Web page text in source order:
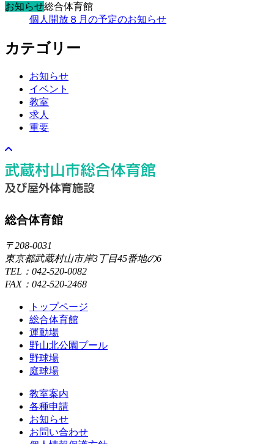
お知らせ総合体育館
個人開放８月の予定のお知らせ
カテゴリー
お知らせ
イベント
教室
求人
重要
総合体育館
〒208-0031
東京都武蔵村山市岸3丁目45番地の6
TEL：042-520-0082
FAX：042-520-2468
トップページ
総合体育館
運動場
野山北公園プール
野球場
庭球場
教室案内
各種申請
お知らせ
お問い合わせ